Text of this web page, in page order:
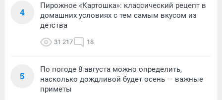
4
Пирожное «Картошка»: классический рецепт в
домашних условиях с тем самым вкусом из
детства
31 217 18
5
По погоде 8 августа можно определить,
насколько дождливой будет осень — важные
приметы